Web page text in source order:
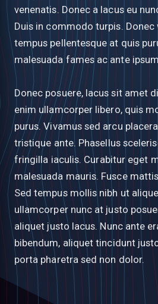
venenatis. Donec a lacus eu
Duis in commodo turpis. Donec
tempus pellentesque at quis
malesuada fames ac ante
Donec posuere, lacus sit amet
enim ullamcorper libero, quis
purus. Vivamus sed arcu
tristique ante. Phasellus
fringilla iaculis. Curabitur eget
malesuada mauris. Fusce
Sed tempus mollis nibh ut
ullamcorper nunc at justo
aliquet justo lacus. Nunc ante
bibendum, aliquet tincidunt
porta pharetra sed non dolor.